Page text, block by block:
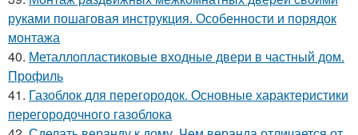
руками пошаговая инструкция. Особенности и порядок
монтажа
40. Металлопластиковые входные двери в частный дом.
Профиль
41. Газоблок для перегородок. Основные характеристики
перегородочного газоблока